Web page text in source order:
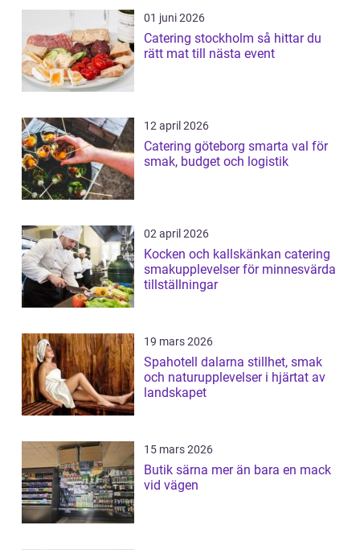
01 juni 2026
Catering stockholm så hittar du
rätt mat till nästa event
12 april 2026
Catering göteborg smarta val för
smak, budget och logistik
02 april 2026
Kocken och kallskänkan catering
smakupplevelser för minnesvärda
tillställningar
19 mars 2026
Spahotell dalarna stillhet, smak
och naturupplevelser i hjärtat av
landskapet
15 mars 2026
Butik särna mer än bara en mack
vid vägen